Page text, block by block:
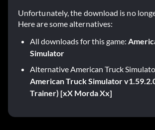
Unfortunately, the download is no
Here are some alternatives:
All downloads for this game:
Simulator
Alternative American Truck
American Truck Simulator
Trainer) [xX Morda Xx]